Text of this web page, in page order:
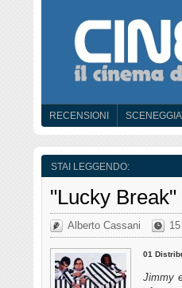
RECENSIONI
STAI LEGGENDO:
"Lucky
Alberto Cassani
01
Jimmy